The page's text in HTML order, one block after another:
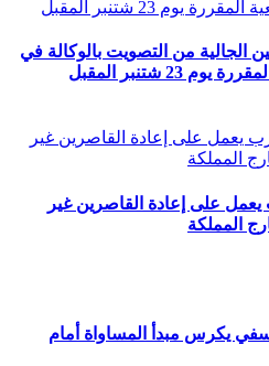
الجالية من التصويت بالوكالة في
23 شتنبر المقبل
يعمل على إعادة القاصرين غير
المملكة
يكرس مبدأ المساواة أمام